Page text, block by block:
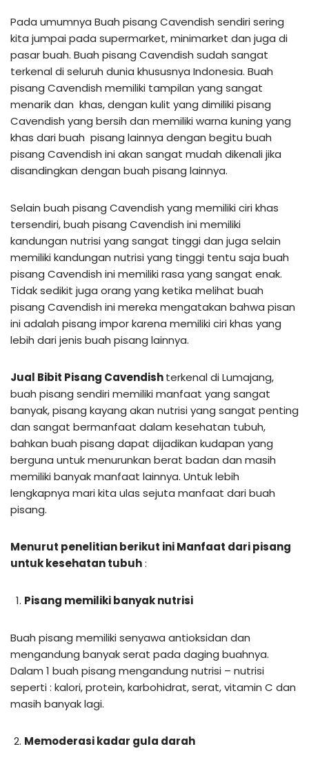
Pada umumnya Buah pisang Cavendish sendiri sering
kita jumpai pada supermarket, minimarket dan juga di
pasar buah. Buah pisang Cavendish sudah sangat
terkenal di seluruh dunia khususnya Indonesia. Buah
pisang Cavendish memiliki tampilan yang sangat
menarik dan khas, dengan kulit yang dimiliki pisang
Cavendish yang bersih dan memiliki warna kuning yang
khas dari buah pisang lainnya dengan begitu buah
pisang Cavendish ini akan sangat mudah dikenali jika
disandingkan dengan buah pisang lainnya.
Selain buah pisang Cavendish yang memiliki ciri khas
tersendiri, buah pisang Cavendish ini memiliki
kandungan nutrisi yang sangat tinggi dan juga selain
memiliki kandungan nutrisi yang tinggi tentu saja buah
pisang Cavendish ini memiliki rasa yang sangat enak.
Tidak sedikit juga orang yang ketika melihat buah
pisang Cavendish ini mereka mengatakan bahwa pisan
ini adalah pisang impor karena memiliki ciri khas yang
lebih dari jenis buah pisang lainnya.
Jual Bibit Pisang Cavendishterkenal di Lumajang,
buah pisang sendiri memiliki manfaat yang sangat
banyak, pisang kayang akan nutrisi yang sangat penting
dan sangat bermanfaat dalam kesehatan tubuh,
bahkan buah pisang dapat dijadikan kudapan yang
berguna untuk menurunkan berat badan dan masih
memiliki banyak manfaat lainnya. Untuk lebih
lengkapnya mari kita ulas sejuta manfaat dari buah
pisang.
Menurut penelitian berikut ini Manfaat dari pisang
untuk kesehatan tubuh:
Pisang memiliki banyak nutrisi
Buah pisang memiliki senyawa antioksidan dan
mengandung banyak serat pada daging buahnya.
Dalam 1 buah pisang mengandung nutrisi – nutrisi
seperti : kalori, protein, karbohidrat, serat, vitamin C dan
masih banyak lagi.
Memoderasi kadar gula darah